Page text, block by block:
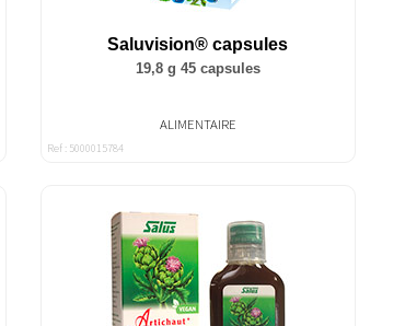
Saluvision® capsules
19,8 g 45 capsules
ALIMENTAIRE
Ref : 5000015784